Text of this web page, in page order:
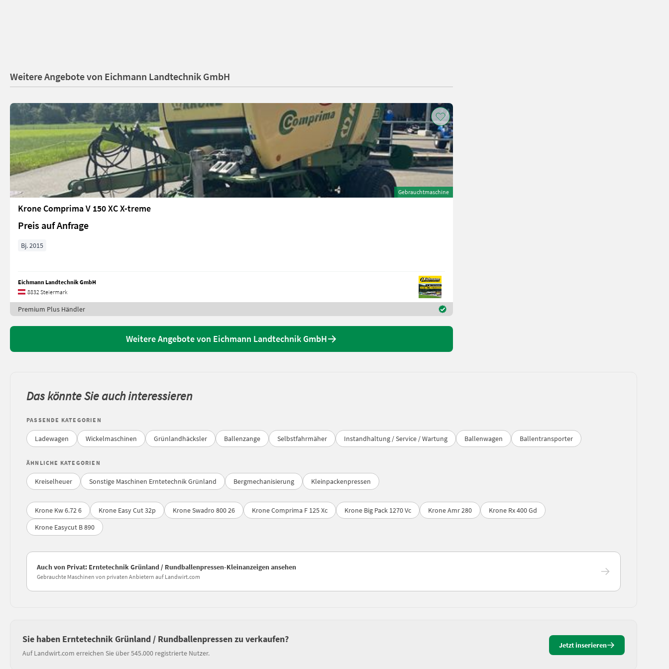
Weitere Angebote von Eichmann Landtechnik GmbH
Gebrauchtmaschine
Krone Comprima V 150 XC X-treme
Preis auf Anfrage
Bj. 2015
Eichmann Landtechnik GmbH
8832 Steiermark
Premium Plus Händler
Weitere Angebote von Eichmann Landtechnik GmbH
Das könnte Sie auch interessieren
PASSENDE KATEGORIEN
Ladewagen Wickelmaschinen Grünlandhäcksler Ballenzange Selbstfahrmäher Instandhaltung / Service / Wartung Ballenwagen Ballentransporter
ÄHNLICHE KATEGORIEN
Kreiselheuer Sonstige Maschinen Erntetechnik Grünland Bergmechanisierung Kleinpackenpressen
Krone Kw 6.72 6 Krone Easy Cut 32p Krone Swadro 800 26 Krone Comprima F 125 Xc Krone Big Pack 1270 Vc Krone Amr 280
Krone Rx 400 Gd
Krone Easycut B 890
Auch von Privat: Erntetechnik Grünland / Rundballenpressen-Kleinanzeigen ansehen
Gebrauchte Maschinen von privaten Anbietern auf Landwirt.com
Sie haben Erntetechnik Grünland / Rundballenpressen zu verkaufen?
Auf Landwirt.com erreichen Sie über 545.000 registrierte Nutzer.
Jetzt inserieren